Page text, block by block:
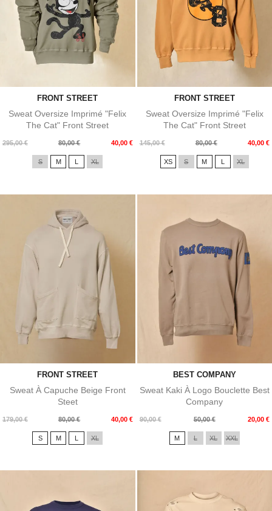
FRONT STREET
Sweat Oversize Imprimé "Felix
The Cat" Front Street
295,00 €
Prix
80,00 € 40,00 €
Prix
S M XL
FRONT STREET
Sweat Oversize Imprimé "Felix
The Cat" Front Street
145,00 €
Prix
80,00 € 40,00 €
Prix
XS S M XL
FRONT STREET
Sweat À Capuche Beige Front
Steet
179,00 €
Prix
80,00 € 40,00 €
Prix
S M L XL
BEST COMPANY
Sweat Kaki À Logo Bouclette Best
Company
90,00 €
Prix
50,00 € 20,00 €
Prix
M L XL XXL